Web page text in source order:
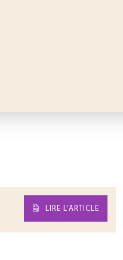
LIRE L’ARTICLE